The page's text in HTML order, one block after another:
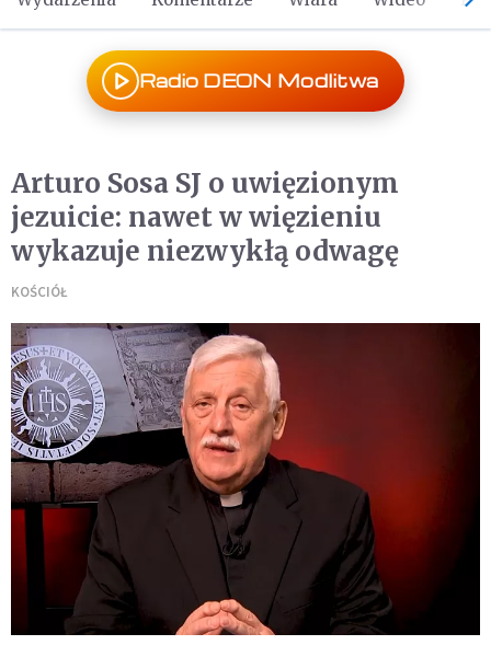
Radio DEON Modlitwa
Arturo Sosa SJ o uwięzionym
jezuicie: nawet w więzieniu
wykazuje niezwykłą odwagę
KOŚCIÓŁ